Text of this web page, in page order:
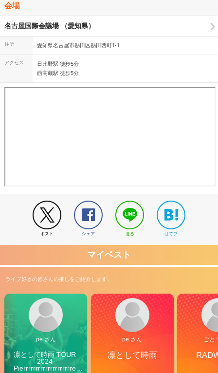
会場
名古屋国際会議場 （愛知県）
住所 愛知県名古屋市熱田区熱田西町1-1
アクセス
日比野駅 徒歩5分
西高蔵駅 徒歩5分
ポスト シェア 送る はてブ
マイベスト
ライブ好きの皆さんの推しをご紹介します。
pe さん
凛として時雨 TOUR
2024
Pierrrrrrrrrrrrrrrrrrrre
pe さん
凛として時雨
ごと